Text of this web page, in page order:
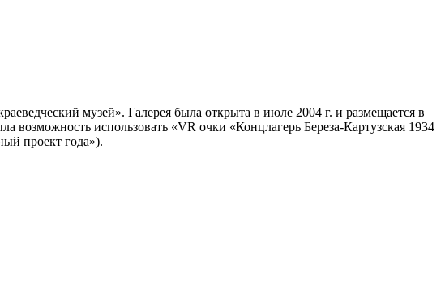
музей». Галерея была открыта в июле 2004 г. и размещается в
использовать «VR очки «Концлагерь Береза-Картузская 1934
проект года»).